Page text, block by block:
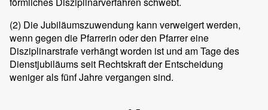
(2) Die Jubiläumszuwendung kann verweigert werden,
wenn gegen die Pfarrerin oder den Pfarrer eine
Disziplinarstrafe verhängt worden ist und am Tage des
Dienstjubiläums seit Rechtskraft der Entscheidung
weniger als fünf Jahre vergangen sind.